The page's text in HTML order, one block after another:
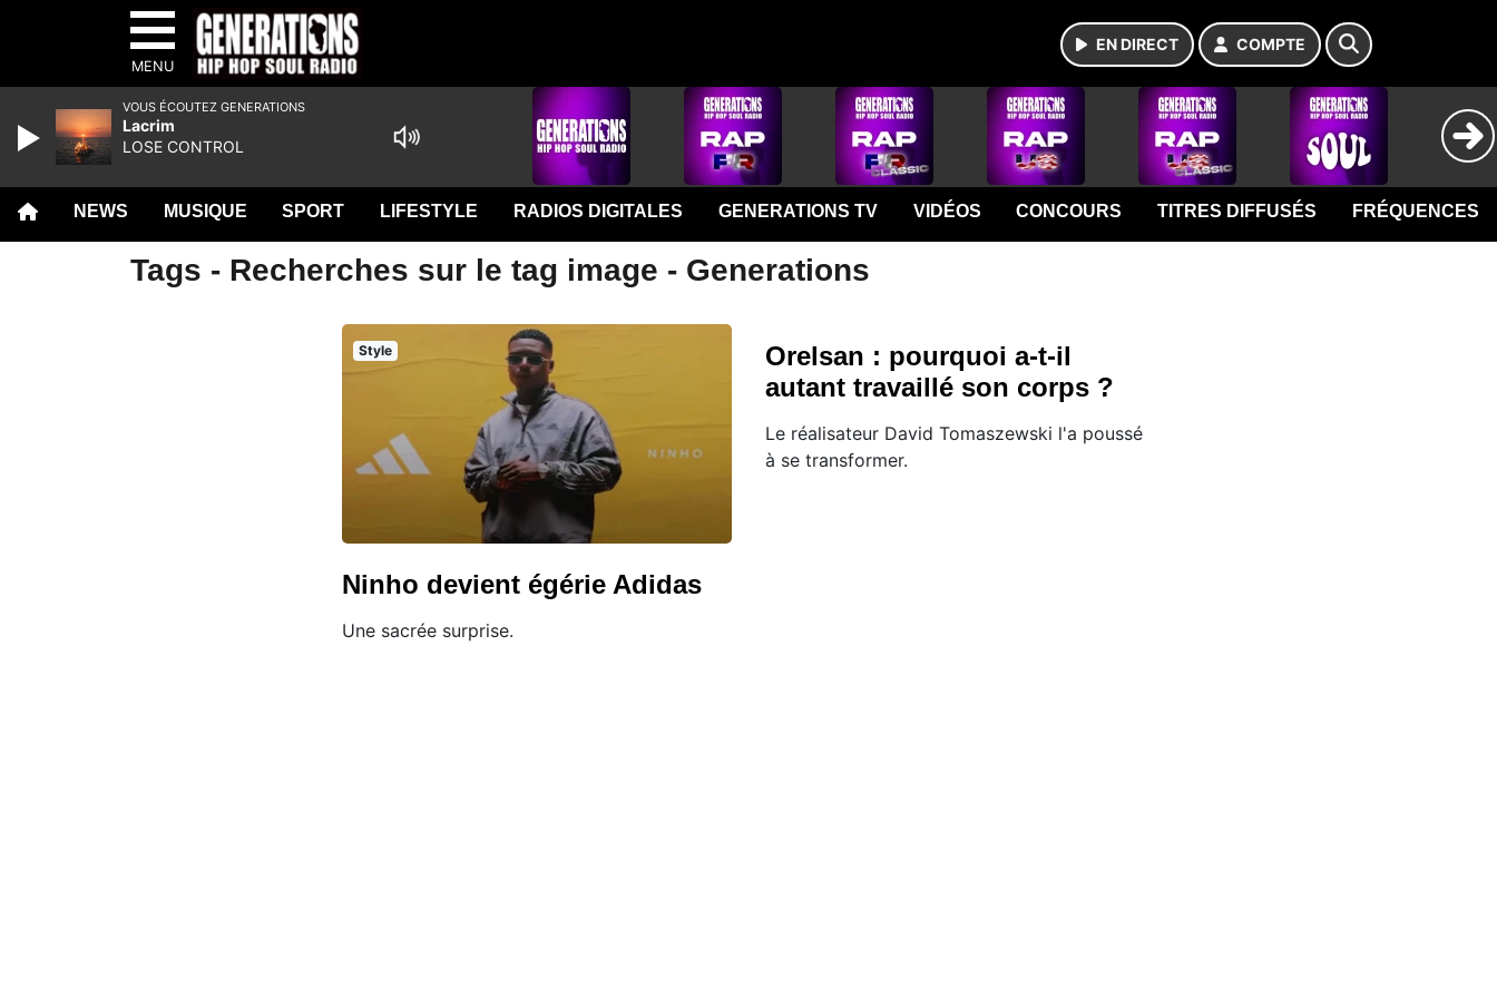
MENU
EN DIRECT COMPTE
NEWS MUSIQUE SPORT LIFESTYLE RADIOS DIGITALES GENERATIONS TV VIDÉOS CONCOURS TITRES DIFFUSÉS FRÉQUENCES
Tags - Recherches sur le tag image - Generations
Style
Ninho devient égérie Adidas
Une sacrée surprise.
Orelsan : pourquoi a-t-il
autant travaillé son corps ?
Le réalisateur David Tomaszewski l'a poussé
à se transformer.
VOUS ÉCOUTEZ GENERATIONS
Lacrim
LOSE CONTROL